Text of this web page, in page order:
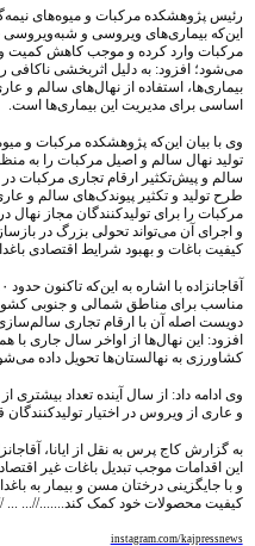
رئیس پژوهشکده مرکبات و میوه‌های
این‌که بیماری‌های ویروسی و
مرکبات وارد کرده و موجب کاهش کمیت
می‌شود؛ افزود: به دلیل اثربخشی
بیماری‌ها، استفاده از نهال‌های سالم و
اساسی برای مدیریت این بیماری‌ها است.
وی با بیان این‌که پژوهشکده مرکبات و
تولید نهال سالم و اصیل مرکبات را به
سالم و پیش‌تکثیر ارقام تجاری مرکبات
طرح تولید و تکثیر پیوندک‌های سالم و
مرکبات را برای تولیدکنندگان مجاز نهال
و اجرای آن می‌تواند تحولی بزرگ در
کیفیت باغات و بهبود شرایط اقتصادی
مناسب برای مناطق شمالی و جنوبی کشور
دویست اصله آن با ارقام تجاری
افزود: این نهال‌ها از اواخر سال جاری
کشاورزی به نهالستان‌ها تحویل داده
وی ادامه داد: از سال آینده تعداد بیشتری
و عاری از ویروس در اختیار
به گزارش کاج پرس به نقل از ایانا،
این اقدامات موجب تبدیل باغات غیر
و با جایگزینی درختان مسن و بیمار به
کیفیت محصولات خود کمک کند.......//... ...
instagram.com/kajpressnews